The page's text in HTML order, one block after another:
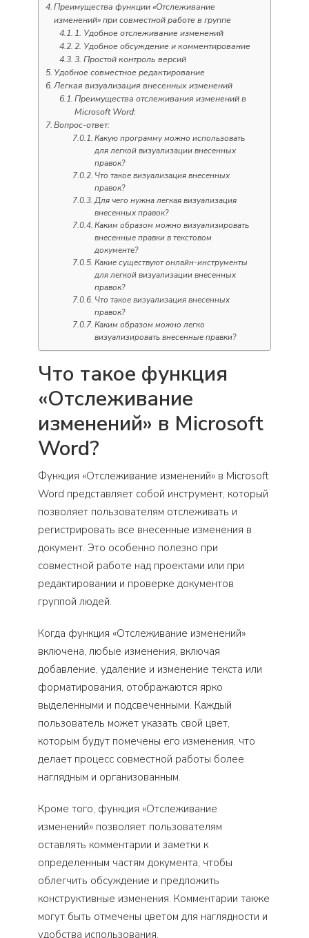
Преимущества функции «Отслеживание
изменений» при совместной работе в группе
1. Удобное отслеживание изменений
2. Удобное обсуждение и комментирование
3. Простой контроль версий
Удобное совместное редактирование
Легкая визуализация внесенных изменений
Преимущества отслеживания изменений в
Microsoft Word:
Вопрос-ответ:
Какую программу можно использовать
для легкой визуализации внесенных
правок?
Что такое визуализация внесенных
правок?
Для чего нужна легкая визуализация
внесенных правок?
Каким образом можно визуализировать
внесенные правки в текстовом
документе?
Какие существуют онлайн-инструменты
для легкой визуализации внесенных
правок?
Что такое визуализация внесенных
правок?
Каким образом можно легко
визуализировать внесенные правки?
Что такое функция
«Отслеживание
изменений» в Microsoft
Word?
Функция «Отслеживание изменений» в Microsoft
Word представляет собой инструмент, который
позволяет пользователям отслеживать и
регистрировать все внесенные изменения в
документ. Это особенно полезно при
совместной работе над проектами или при
редактировании и проверке документов
группой людей.
Когда функция «Отслеживание изменений»
включена, любые изменения, включая
добавление, удаление и изменение текста или
форматирования, отображаются ярко
выделенными и подсвеченными. Каждый
пользователь может указать свой цвет,
которым будут помечены его изменения, что
делает процесс совместной работы более
наглядным и организованным.
Кроме того, функция «Отслеживание
изменений» позволяет пользователям
оставлять комментарии и заметки к
определенным частям документа, чтобы
облегчить обсуждение и предложить
конструктивные изменения. Комментарии также
могут быть отмечены цветом для наглядности и
удобства использования.